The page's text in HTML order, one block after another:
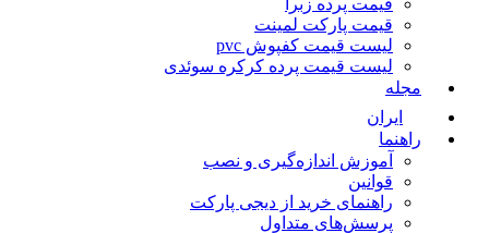
قیمت پرده زبرا
قیمت پارکت لمینت
لیست قیمت کفپوش pvc
لیست قیمت پرده کرکره سوئدی
مجله
ایران
راهنما
آموزش اندازه‌گیری و نصب
قوانین
راهنمای خرید از دیجی پارکت
پرسش‌های متداول